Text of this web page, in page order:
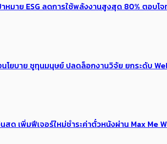
หมาย ESG ลดการใช้พลังงานสูงสุด 80% ตอบโ
โยบาย ชูทุนมนุษย์ ปลดล็อกงานวิจัย ยกระดับ
สด เพิ่มฟีเจอร์ใหม่ชำระค่าตั๋วหนังผ่าน Max